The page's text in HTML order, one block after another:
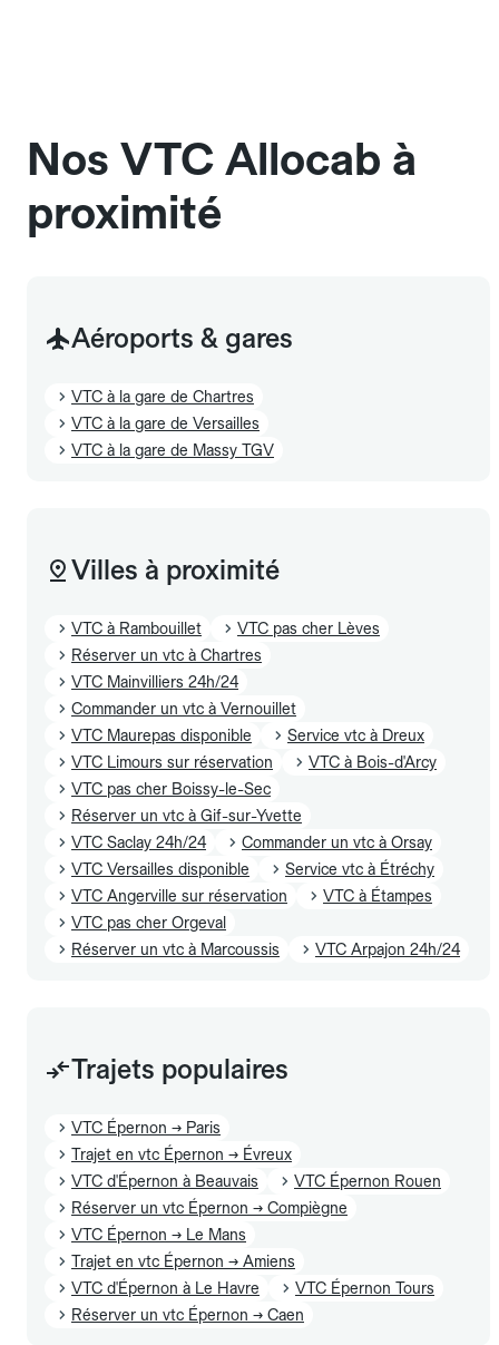
Nos VTC Allocab à
proximité
Aéroports & gares
VTC à la gare de Chartres
VTC à la gare de Versailles
VTC à la gare de Massy TGV
Villes à proximité
VTC à Rambouillet
VTC pas cher Lèves
Réserver un vtc à Chartres
VTC Mainvilliers 24h/24
Commander un vtc à Vernouillet
VTC Maurepas disponible
Service vtc à Dreux
VTC Limours sur réservation
VTC à Bois-d'Arcy
VTC pas cher Boissy-le-Sec
Réserver un vtc à Gif-sur-Yvette
VTC Saclay 24h/24
Commander un vtc à Orsay
VTC Versailles disponible
Service vtc à Étréchy
VTC Angerville sur réservation
VTC à Étampes
VTC pas cher Orgeval
Réserver un vtc à Marcoussis
VTC Arpajon 24h/24
Trajets populaires
VTC Épernon → Paris
Trajet en vtc Épernon → Évreux
VTC d'Épernon à Beauvais
VTC Épernon Rouen
Réserver un vtc Épernon → Compiègne
VTC Épernon → Le Mans
Trajet en vtc Épernon → Amiens
VTC d'Épernon à Le Havre
VTC Épernon Tours
Réserver un vtc Épernon → Caen